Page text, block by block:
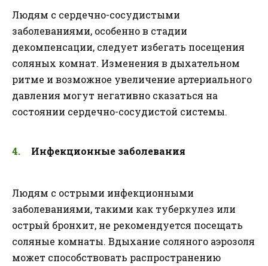
Людям с сердечно-сосудистыми
заболеваниями, особенно в стадии
декомпенсации, следует избегать посещения
соляных комнат. Изменения в дыхательном
ритме и возможное увеличение артериального
давления могут негативно сказаться на
состоянии сердечно-сосудистой системы.
Инфекционные заболевания
Людям с острыми инфекционными
заболеваниями, такими как туберкулез или
острый бронхит, не рекомендуется посещать
соляные комнаты. Вдыхание соляного аэрозоля
может способствовать распространению